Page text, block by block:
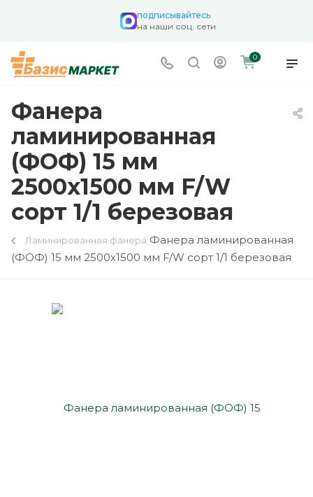
подписывайтесь
на наши соц. сети
0
Фанера
ламинированная
(ФОФ) 15 мм
2500х1500 мм F/W
сорт 1/1 березовая
Ламинированная фанера Фанера ламинированная
(ФОФ) 15 мм 2500х1500 мм F/W сорт 1/1 березовая